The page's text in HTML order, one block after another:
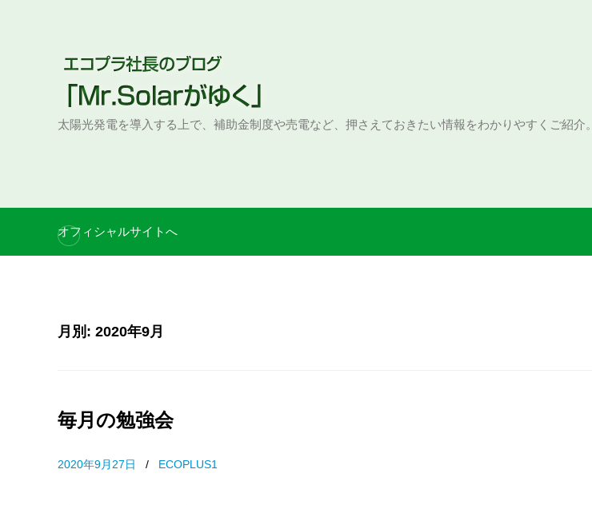
t
太陽光発電を導入する上で、補助金制度や売電など、押さえておきたい情報をわかりやすくご紹介。
オフィシャルサイトへ
月別: 2020年9月
毎月の勉強会
2020年9月27日 / ECOPLUS1